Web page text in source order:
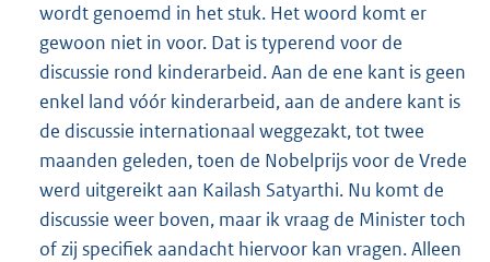
wordt genoemd in het stuk. Het woord komt er
gewoon niet in voor. Dat is typerend voor de
discussie rond kinderarbeid. Aan de ene kant is geen
enkel land vóór kinderarbeid, aan de andere kant is
de discussie internationaal weggezakt, tot twee
maanden geleden, toen de Nobelprijs voor de Vrede
werd uitgereikt aan Kailash Satyarthi. Nu komt de
discussie weer boven, maar ik vraag de Minister toch
of zij specifiek aandacht hiervoor kan vragen. Alleen